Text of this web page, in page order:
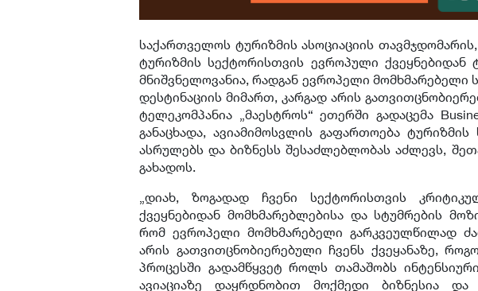
საქართველოს ტურიზმის ასოციაციის
ტურიზმის სექტორისთვის ევროპული ქვეყნებიდან
მნიშვნელოვანია, რადგან ევროპელი
დესტინაციის მიმართ, კარგად არის
ტელეკომპანია „მაესტროს“ ეთერში გადაცემა
განაცხადა, ავიამიმოსვლის გაფართოება
ასრულებს და ბიზნესს შესაძლებლობას აძლევს,
გახადოს.
„დიახ, ზოგადად ჩვენი სექტორისთვის
ქვეყნებიდან მომხმარებლებისა და სტუმრების
რომ ევროპელი მომხმარებელი გარკვეულწილად
არის გათვითცნობიერებული ჩვენს ქვეყანაზე,
პროცესში გადამწყვეტ როლს თამაშობს
ავიაციაზე დაყრდნობით მოქმედი ბიზნესია